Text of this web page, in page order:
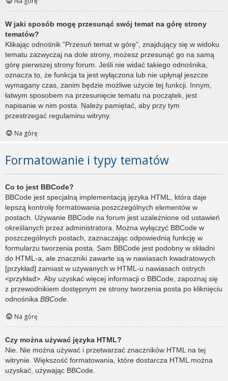
W jaki sposób mogę przesunąć swój temat na górę strony
tematów?
Klikając odnośnik “Przesuń temat w górę”, znajdujący się w widoku
tematu zazwyczaj na dole strony, możesz przesunąć go na samą
górę pierwszej strony forum. Jeśli nie widać takiego odnośnika,
oznacza to, że funkcja ta jest wyłączona lub nie upłynął jeszcze
wymagany czas, zanim będzie możliwe użycie tej funkcji. Innym,
łatwym sposobem na przesunięcie tematu na początek, jest
napisanie w nim posta. Należy pamiętać, aby przy tym
przestrzegać regulaminu witryny.
Na górę
Formatowanie i typy tematów
Co to jest BBCode?
BBCode jest specjalną implementacją języka HTML, która daje
lepszą kontrolę formatowania poszczególnych elementów w
postach. Używanie BBCode na forum jest uzależnione od ustawień
określanych przez administratora. Można wyłączyć BBCode w
poszczególnych postach, zaznaczając odpowiednią funkcję w
formularzu tworzenia posta. Sam BBCode jest podobny w składni
do HTML-a, ale znaczniki zawarte są w nawiasach kwadratowych
[przykład] zamiast w używanych w HTML-u nawiasach ostrych
<przykład>. Aby uzyskać więcej informacji o BBCode, zapoznaj się
z przewodnikiem dostępnym ze strony tworzenia posta po kliknięciu
odnośnika BBCode
Na górę
Czy można używać języka HTML?
Nie. Nie można używać i przetwarzać znaczników HTML na tej
witrynie. Większość formatowania, które dostarcza HTML można
uzyskać, używając BBCode.